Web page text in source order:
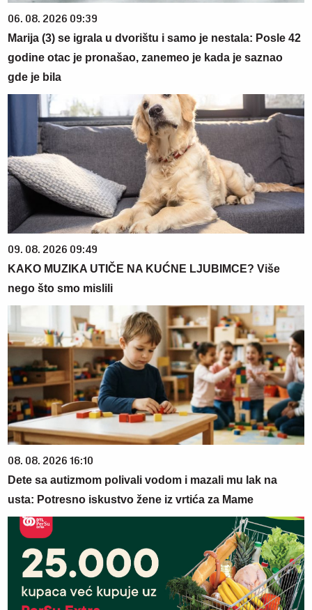
06. 08. 2026 09:39
Marija (3) se igrala u dvorištu i samo je nestala: Posle 42
godine otac je pronašao, zanemeo je kada je saznao
gde je bila
09. 08. 2026 09:49
KAKO MUZIKA UTIČE NA KUĆNE LJUBIMCE? Više
nego što smo mislili
08. 08. 2026 16:10
Dete sa autizmom polivali vodom i mazali mu lak na
usta: Potresno iskustvo žene iz vrtića za Mame